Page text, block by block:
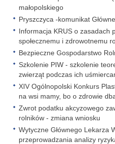
małopolskiego
Pryszczyca -komunikat
Informacja KRUS o zasadach
społecznemu i zdrowotnemu
Bezpieczne Gospodarstwo
Szkolenie PIW - szkolenie
zwierząt podczas ich
XIV Ogólnopolski Konkurs
na wsi mamy, bo o zdrowie
Zwrot podatku akcyzowego
rolników - zmiana wniosku
Wytyczne Głównego Lekarza
przeprowadzania analizy